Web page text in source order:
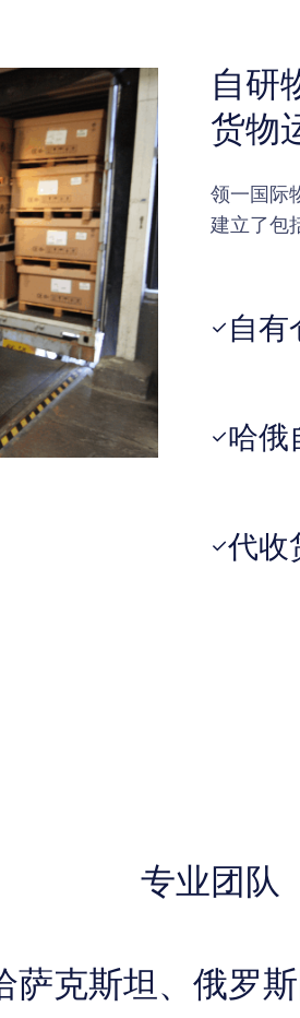
自研
货物
领一国际
建立了包
✓ 自有
✓哈俄
✓代收
专业团队
萨克斯坦、俄罗